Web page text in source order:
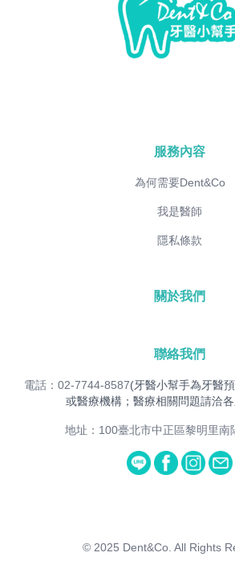
服務內容
為何需要Dent&Co
我是醫師
隱私條款
關於我們
聯絡我們
電話：02-7744-8587(牙醫小幫手為牙醫
或醫療機構；醫療相關問題請洽
地址：100臺北市中正區黎明里南
© 2025 Dent&Co. All Rights